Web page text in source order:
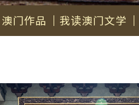
澳门作品 我读澳门文学